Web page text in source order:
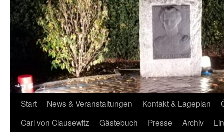
Start News & Veranstaltungen Kontakt & Lageplan
Carl von Clausewitz
Gästebuch Presse Archiv